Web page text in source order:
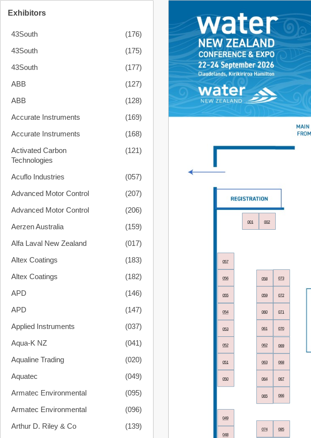
Exhibitors
43South (176)
43South (175)
43South (177)
ABB (127)
ABB (128)
Accurate Instruments (169)
Accurate Instruments (168)
Activated Carbon
Technologies
(121)
Acuflo Industries (057)
Advanced Motor Control (207)
Advanced Motor Control (206)
Aerzen Australia (159)
Alfa Laval New Zealand (017)
Altex Coatings (183)
Altex Coatings (182)
APD (146)
APD (147)
Applied Instruments (037)
Aqua-K NZ (041)
Aqualine Trading (020)
Aquatec (049)
Armatec Environmental (095)
Armatec Environmental (096)
Arthur D. Riley & Co (139)
001 002
057
056
055
054
053
051
050
058 073
072
071
070
069
068
067
066
059
060
061
049
048
074 085
052 062
063
064
065